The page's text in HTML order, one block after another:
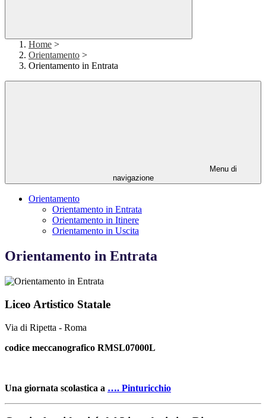
Home >
Orientamento >
Orientamento in Entrata
Menu di
navigazione
Orientamento
Orientamento in Entrata
Orientamento in Itinere
Orientamento in Uscita
Orientamento in Entrata
Liceo Artistico Statale
Via di Ripetta - Roma
codice meccanografico RMSL07000L
Una giornata scolastica a …. Pinturicchio